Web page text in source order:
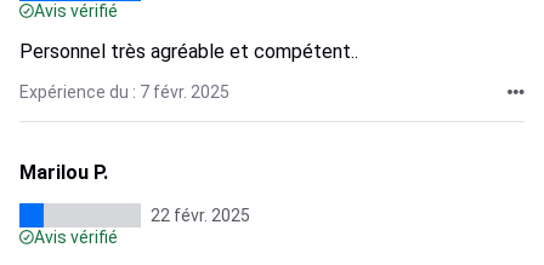
Avis vérifié
Personnel très agréable et compétent..
Expérience du : 7 févr. 2025
Marilou P.
22 févr. 2025
Avis vérifié